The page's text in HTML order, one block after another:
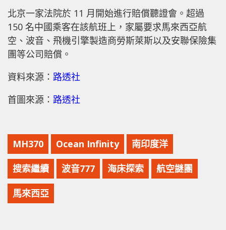
北京一家法院於 11 月開始進行賠償聽證會。超過
150 名中國乘客在該航班上，家屬要求馬來西亞航
空、波音、飛機引擎製造商勞斯萊斯以及安聯保險集
團等公司賠償。
資料來源： 路透社
首圖來源： 路透社
MH370 Ocean Infinity 南印度洋
搜索繼續 波音777 海床探索 航空謎團
馬來西亞